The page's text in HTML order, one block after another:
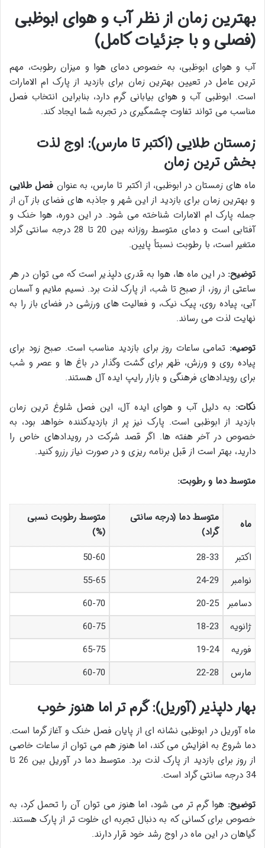
بهترین زمان از نظر آب و هوای ابوظبی
(فصلی و با جزئیات کامل)
آب و هوای ابوظبی، به خصوص دمای هوا و میزان رطوبت، مهم
ترین عامل در تعیین بهترین زمان برای بازدید از پارک ام الامارات
است. ابوظبی آب و هوای بیابانی گرم دارد، بنابراین انتخاب فصل
مناسب می تواند تفاوت چشمگیری در تجربه شما ایجاد کند.
زمستان طلایی (اکتبر تا مارس): اوج لذت
بخش ترین زمان
ماه های زمستان در ابوظبی، از اکتبر تا مارس، به عنوان فصل طلایی
و بهترین زمان برای بازدید از این شهر و جاذبه های فضای باز آن از
جمله پارک ام الامارات شناخته می شود. در این دوره، هوا خنک و
آفتابی است و دمای متوسط روزانه بین 20 تا 28 درجه سانتی گراد
متغیر است، با رطوبت نسبتاً پایین.
توضیح: در این ماه ها، هوا به قدری دلپذیر است که می توان در هر
ساعتی از روز، از صبح تا شب، از پارک لذت برد. نسیم ملایم و آسمان
آبی، پیاده روی، پیک نیک، و فعالیت های ورزشی در فضای باز را به
نهایت لذت می رساند.
توصیه: تمامی ساعات روز برای بازدید مناسب است. صبح زود برای
پیاده روی و ورزش، ظهر برای گشت وگذار در باغ ها و عصر و شب
برای رویدادهای فرهنگی و بازار رایپ ایده آل هستند.
نکات: به دلیل آب و هوای ایده آل، این فصل شلوغ ترین زمان
بازدید از ابوظبی است. پارک نیز پر از بازدیدکننده خواهد بود، به
خصوص در آخر هفته ها. اگر قصد شرکت در رویدادهای خاص را
دارید، بهتر است از قبل برنامه ریزی و در صورت نیاز رزرو کنید.
متوسط دما و رطوبت:
ماه
متوسط دما (درجه سانتی
گراد)
متوسط رطوبت نسبی
(%)
اکتبر
28-33
50-60
نوامبر
24-29
55-65
دسامبر
20-25
60-70
ژانویه
18-23
60-75
فوریه
19-24
65-75
مارس
22-28
60-70
بهار دلپذیر (آوریل): گرم تر اما هنوز خوب
ماه آوریل در ابوظبی نشانه ای از پایان فصل خنک و آغاز گرما است.
دما شروع به افزایش می کند، اما هنوز هم می توان از ساعات خاصی
از روز برای بازدید از پارک لذت برد. متوسط دما در آوریل بین 26 تا
34 درجه سانتی گراد است.
توضیح: هوا گرم تر می شود، اما هنوز می توان آن را تحمل کرد، به
خصوص برای کسانی که به دنبال تجربه ای خلوت تر از پارک هستند.
گیاهان در این ماه در اوج رشد خود قرار دارند.